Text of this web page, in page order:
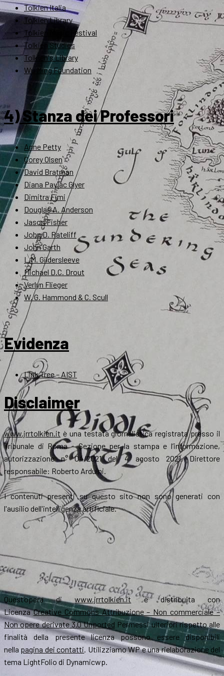
Tolkien Italia
Tolkien Library
Tolkien Music Festival
Tolkien Studies
Tolkien's Library
Wu Ming Foundation
4) Stanza dei Professori
Anne Petty
Corey Olsen
David Bratman
Diana Pavlac Glyer
Dimitra Fimi
Douglas A. Anderson
Jason Fisher
John D. Rateliff
John Garth
L.M. Gildersleeve
Michael D.C. Drout
Verlyn Flieger
W. G. Hammond & C. Scull
Evidenza
Link Tree – AIST
Disclaimer
www.jrrtolkien.it è una testata giornalistica registrata presso il
Tribunale di Roma - Sezione per la stampa e l’informazione,
autorizzazione n° 04/2021 del 4 agosto 2021. Direttore
responsabile: Roberto Arduini.
I contenuti presenti su questo sito non sono generati con
l'ausilio dell'intelligenza artificiale.
Quest’opera diwww.jrrtolkien.it è distribuita con
LicenzaCreative Commons Attribuzione – Non commerciale –
Non opere derivate 3.0 Unported Permessi ulteriori rispetto alle
finalità della presente licenza possono essere disponibili
nella pagina dei contatti. Utilizziamo WP e una rielaborazione del
tema LightFolio di Dynamicwp.